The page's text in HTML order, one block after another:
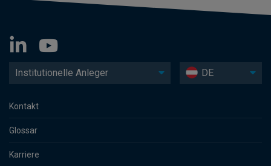
Institutionelle Anleger DE
Kontakt
Glossar
Karriere